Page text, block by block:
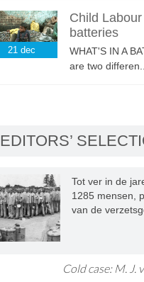
21 dec
Child
batteries
WHAT'S IN A
are two differen...
EDITORS’
Tot ver in de
1285 mensen,
van de
Cold case: M. J.